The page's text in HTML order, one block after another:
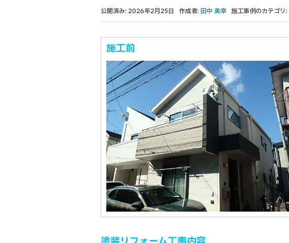
公開済み: 2026年2月25日 作成者: 田中 美幸 施工事例のカテゴリ:
施工前